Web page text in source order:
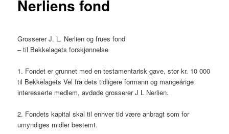
Nerliens fond
Grosserer J. L. Nerlien og frues fond
– til Bekkelagets forskjønnelse
1. Fondet er grunnet med en testamentarisk gave, stor kr. 10 000
til Bekkelagets Vel fra dets tidligere formann og mangeårige
interesserte medlem, avdøde grosserer J L Nerlien.
2. Fondets kapital skal til enhver tid være anbragt som for
umyndiges midler bestemt.